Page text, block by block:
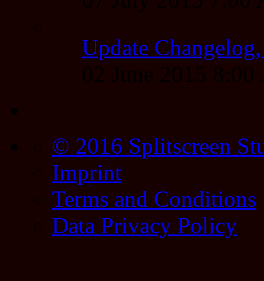
Update
© 2016 Splitscreen
Imprint
Terms and Conditions
Data Privacy Policy